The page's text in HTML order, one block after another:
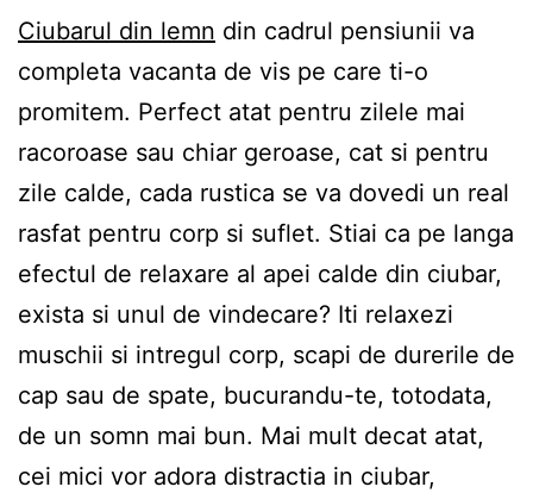
Ciubarul din lemn din cadrul pensiunii va
completa vacanta de vis pe care ti-o
promitem. Perfect atat pentru zilele mai
racoroase sau chiar geroase, cat si pentru
zile calde, cada rustica se va dovedi un real
rasfat pentru corp si suflet. Stiai ca pe langa
efectul de relaxare al apei calde din ciubar,
exista si unul de vindecare? Iti relaxezi
muschii si intregul corp, scapi de durerile de
cap sau de spate, bucurandu-te, totodata,
de un somn mai bun. Mai mult decat atat,
cei mici vor adora distractia in ciubar,